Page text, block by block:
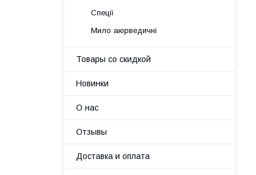
Спеції
Мило аюрведичні
Товары со скидкой
Новинки
О нас
Отзывы
Доставка и оплата